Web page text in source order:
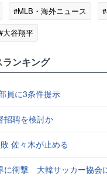
#MLB・海外ニュース
大谷翔平
ンキング
員に3条件提示
招聘を検討か
佐々木が止める
サッカー協会に外国人審判への“性的接待”